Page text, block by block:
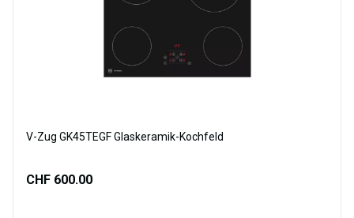
V-Zug GK45TEGF Glaskeramik-Kochfeld
CHF 600.00